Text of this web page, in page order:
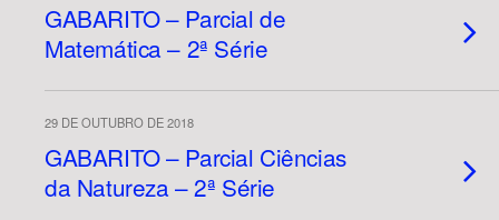
GABARITO – Parcial de
Matemática – 2ª Série
29 DE OUTUBRO DE 2018
GABARITO – Parcial Ciências
da Natureza – 2ª Série